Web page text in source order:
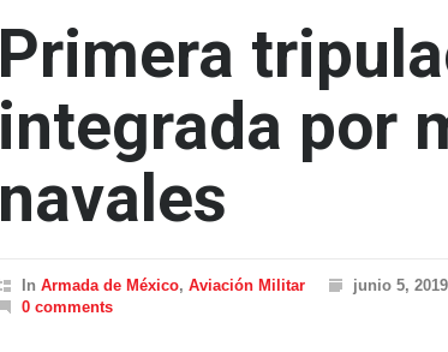
Primera
integrada por
navales
In Armada de México, Aviación Militar junio 5, 2019
0 comments